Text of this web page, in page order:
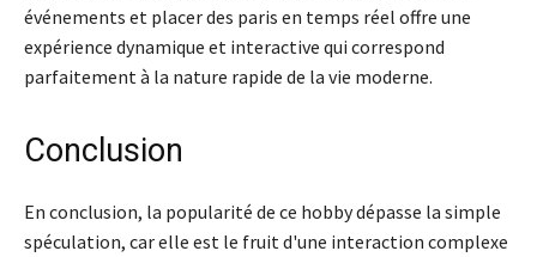
événements et placer des paris en temps réel offre une
expérience dynamique et interactive qui correspond
parfaitement à la nature rapide de la vie moderne.
Conclusion
En conclusion, la popularité de ce hobby dépasse la simple
spéculation, car elle est le fruit d'une interaction complexe